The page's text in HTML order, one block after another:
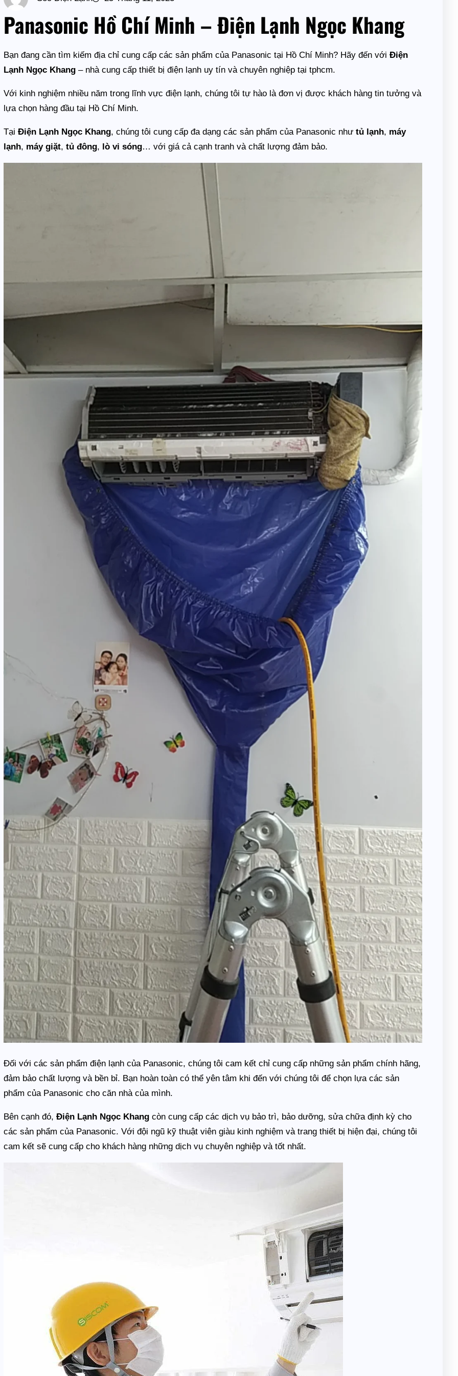
Panasonic Hồ Chí Minh – Điện Lạnh Ngọc Khang
Bạn đang cần tìm kiếm địa chỉ cung cấp các sản phẩm của Panasonic tại Hồ Chí Minh? Hãy đến vớiĐiện
Lạnh Ngọc Khang – nhà cung cấp thiết bị điện lạnh uy tín và chuyên nghiệp tại tphcm.
Với kinh nghiệm nhiều năm trong lĩnh vực điện lạnh, chúng tôi tự hào là đơn vị được khách hàng tin tưởng và
lựa chọn hàng đầu tại Hồ Chí Minh.
TạiĐiện Lạnh Ngọc Khang, chúng tôi cung cấp đa dạng các sản phẩm của Panasonic nhưtủ lạnh, máy
lạnh, máy giặt,tủ đông, lò vi sóng… với giá cả cạnh tranh và chất lượng đảm bảo.
Đối với các sản phẩm điện lạnh của Panasonic, chúng tôi cam kết chỉ cung cấp những sản phẩm chính hãng,
đảm bảo chất lượng và bền bỉ. Bạn hoàn toàn có thể yên tâm khi đến với chúng tôi để chọn lựa các sản
phẩm của Panasonic cho căn nhà của mình.
Bên cạnh đó,Điện Lạnh Ngọc Khang còn cung cấp các dịch vụ bảo trì, bảo dưỡng, sửa chữa định kỳ cho
các sản phẩm của Panasonic. Với đội ngũ kỹ thuật viên giàu kinh nghiệm và trang thiết bị hiện đại, chúng tôi
cam kết sẽ cung cấp cho khách hàng những dịch vụ chuyên nghiệp và tốt nhất.